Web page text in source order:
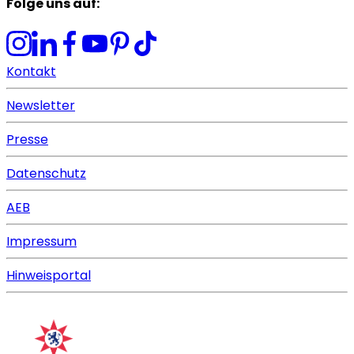
Folge uns auf:
Kontakt
Newsletter
Presse
Datenschutz
AEB
Impressum
Hinweisportal